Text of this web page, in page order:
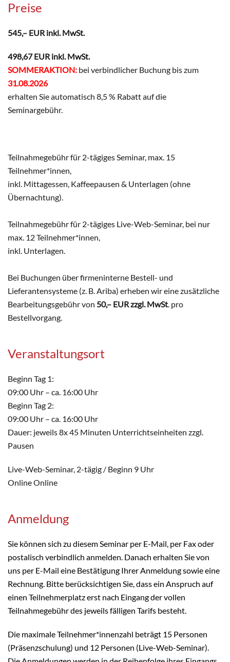
Preise
545,– EUR inkl. MwSt.
498,67 EUR inkl. MwSt.
SOMMERAKTION: bei verbindlicher Buchung bis zum
31.08.2026
erhalten Sie automatisch 8,5 % Rabatt auf die
Seminargebühr.
Teilnahmegebühr für 2-tägiges Seminar, max. 15
Teilnehmer*innen,
inkl. Mittagessen, Kaffeepausen & Unterlagen (ohne
Übernachtung).
Teilnahmegebühr für 2-tägiges Live-Web-Seminar, bei nur
max. 12 Teilnehmer*innen,
inkl. Unterlagen.
Bei Buchungen über firmeninterne Bestell- und
Lieferantensysteme (z. B. Ariba) erheben wir eine zusätzliche
Bearbeitungsgebühr von 50,– EUR zzgl. MwSt. pro
Bestellvorgang.
Veranstaltungsort
Beginn Tag 1:
09:00 Uhr – ca. 16:00 Uhr
Beginn Tag 2:
09:00 Uhr – ca. 16:00 Uhr
Dauer: jeweils 8x 45 Minuten Unterrichtseinheiten zzgl.
Pausen
Live-Web-Seminar, 2-tägig / Beginn 9 Uhr
Online Online
Anmeldung
Sie können sich zu diesem Seminar per E-Mail, per Fax oder
postalisch verbindlich anmelden. Danach erhalten Sie von
uns per E-Mail eine Bestätigung Ihrer Anmeldung sowie eine
Rechnung. Bitte berücksichtigen Sie, dass ein Anspruch auf
einen Teilnehmerplatz erst nach Eingang der vollen
Teilnahmegebühr des jeweils fälligen Tarifs besteht.
Die maximale Teilnehmer*innenzahl beträgt 15 Personen
(Präsenzschulung) und 12 Personen (Live-Web-Seminar).